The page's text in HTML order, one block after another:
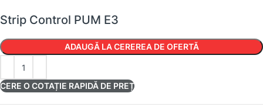
Strip Control PUM E3
ADAUGĂ LA CEREREA DE OFERTĂ
CERE O COTAȚIE RAPIDĂ DE PREȚ